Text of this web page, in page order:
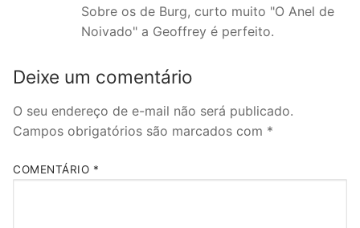
Sobre os de Burg, curto muito "O Anel de
Noivado" a Geoffrey é perfeito.
Deixe um comentário
O seu endereço de e-mail não será publicado.
Campos obrigatórios são marcados com *
COMENTÁRIO *